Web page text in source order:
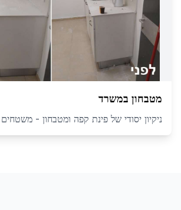
מטבחון במשרד
ניקיון יסודי של פינת קפה ומטבחון - משטחים